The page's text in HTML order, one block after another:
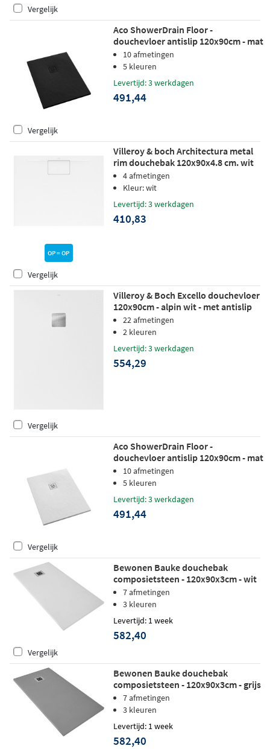
Vergelijk
Aco ShowerDrain Floor -
douchevloer antislip 120x90cm - mat
zwart
10 afmetingen
5 kleuren
Levertijd: 3 werkdagen
491,44
Vergelijk
OP = OP
Villeroy & boch Architectura metal
rim douchebak 120x90x4.8 cm. wit
4 afmetingen
Kleur: wit
Levertijd: 3 werkdagen
410,83
Vergelijk
Villeroy & Boch Excello douchevloer
120x90cm - alpin wit - met antislip
22 afmetingen
2 kleuren
Levertijd: 3 werkdagen
554,29
Vergelijk
Aco ShowerDrain Floor -
douchevloer antislip 120x90cm - mat
wit10 afmetingen
5 kleuren
Levertijd: 3 werkdagen
491,44
Vergelijk
Bewonen Bauke douchebak
composietsteen - 120x90x3cm - wit
7 afmetingen
3 kleuren
Levertijd: 1 week
582,40
Vergelijk
Bewonen Bauke douchebak
composietsteen - 120x90x3cm - grijs
7 afmetingen
3 kleuren
Levertijd: 1 week
582,40